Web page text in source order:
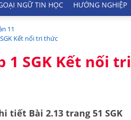
NGỮ TIN HỌC HƯỚNG NGHIỆP
11
Kết nối tri thức
1 SGK Kết nối tri
tiết Bài 2.13 trang 51 SGK